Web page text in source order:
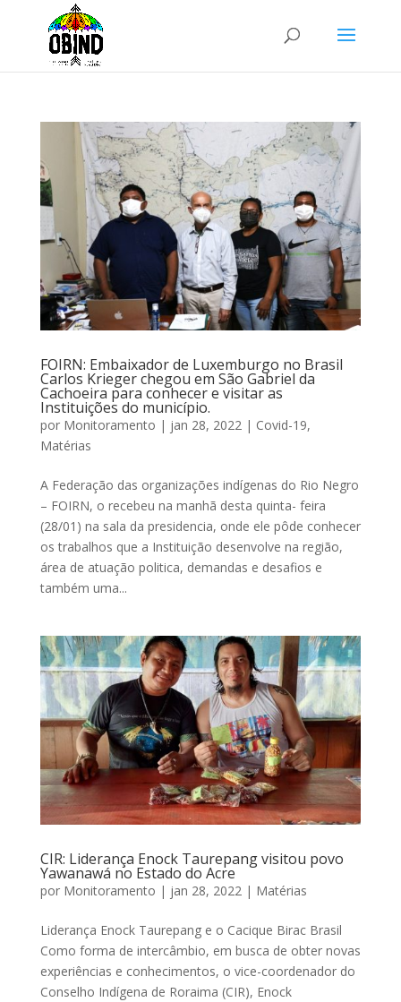
FOIRN: Embaixador de Luxemburgo no Brasil
Carlos Krieger chegou em São Gabriel da
Cachoeira para conhecer e visitar as
Instituições do município.
por Monitoramento | jan 28, 2022| Covid-19,
Matérias
A Federação das organizações indígenas do Rio Negro
– FOIRN, o recebeu na manhã desta quinta- feira
(28/01) na sala da presidencia, onde ele pôde conhecer
os trabalhos que a Instituição desenvolve na região,
área de atuação politica, demandas e desafios e
também uma...
CIR: Liderança Enock Taurepang visitou povo
Yawanawá no Estado do Acre
por Monitoramento | jan 28, 2022| Matérias
Liderança Enock Taurepang e o Cacique Birac Brasil
Como forma de intercâmbio, em busca de obter novas
experiências e conhecimentos, o vice-coordenador do
Conselho Indígena de Roraima (CIR), Enock